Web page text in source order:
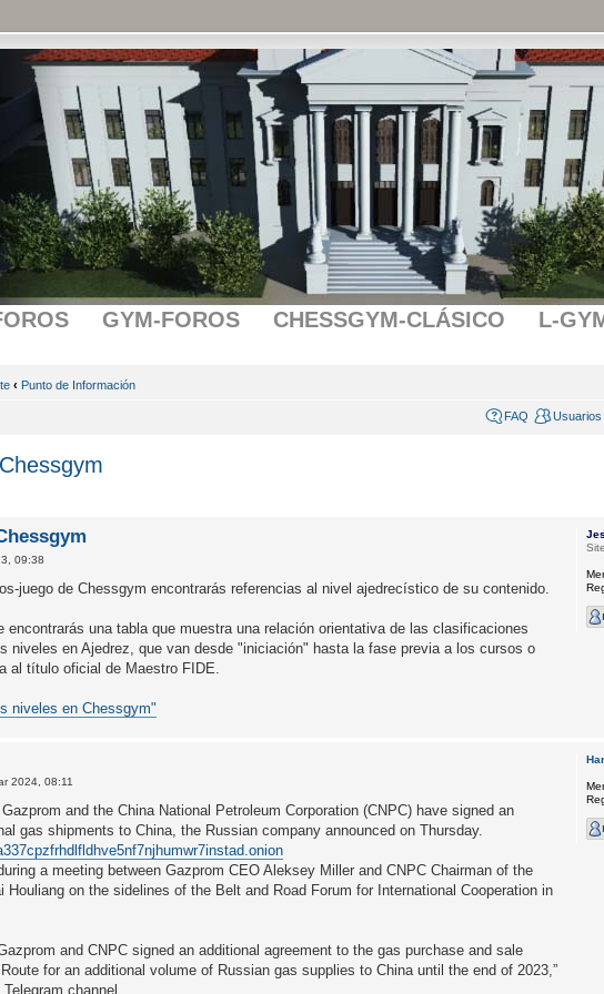
GYM-FOROS CHESSGYM-CLÁSICO L-
‹ Punto de Información
FAQ Usuarios
09:38
juego de Chessgym encontrarás referencias al nivel ajedrecístico de su contenido.
encontrarás una tabla que muestra una relación orientativa de las clasificaciones
niveles en Ajedrez, que van desde "iniciación" hasta la fase previa a los cursos o
al título oficial de Maestro FIDE.
niveles en Chessgym"
2024, 08:11
and the China National Petroleum Corporation (CNPC) have signed an
gas shipments to China, the Russian company announced on Thursday.
a meeting between Gazprom CEO Aleksey Miller and CNPC Chairman of the
Houliang on the sidelines of the Belt and Road Forum for International Cooperation in
and CNPC signed an additional agreement to the gas purchase and sale
for an additional volume of Russian gas supplies to China until the end of 2023,”
channel.